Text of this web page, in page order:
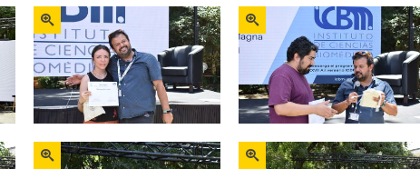
Zoom Zoom
Zoom Zoom